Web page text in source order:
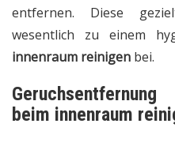
entfernen. Diese
wesentlich zu einem
innenraum reinigen bei.
beim innenraum